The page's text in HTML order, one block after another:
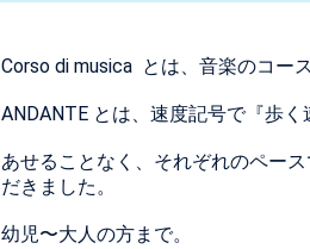
Corso di musica とは、音楽のコー
ANDANTE とは、速度記号で『歩く
あせることなく、それぞれのペー
だきました。
幼児〜大人の方まで。